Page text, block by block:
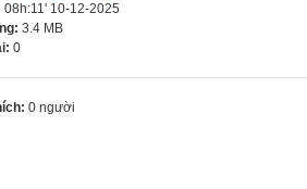
08h:11' 10-12-2025
3.4 MB
0
0 người